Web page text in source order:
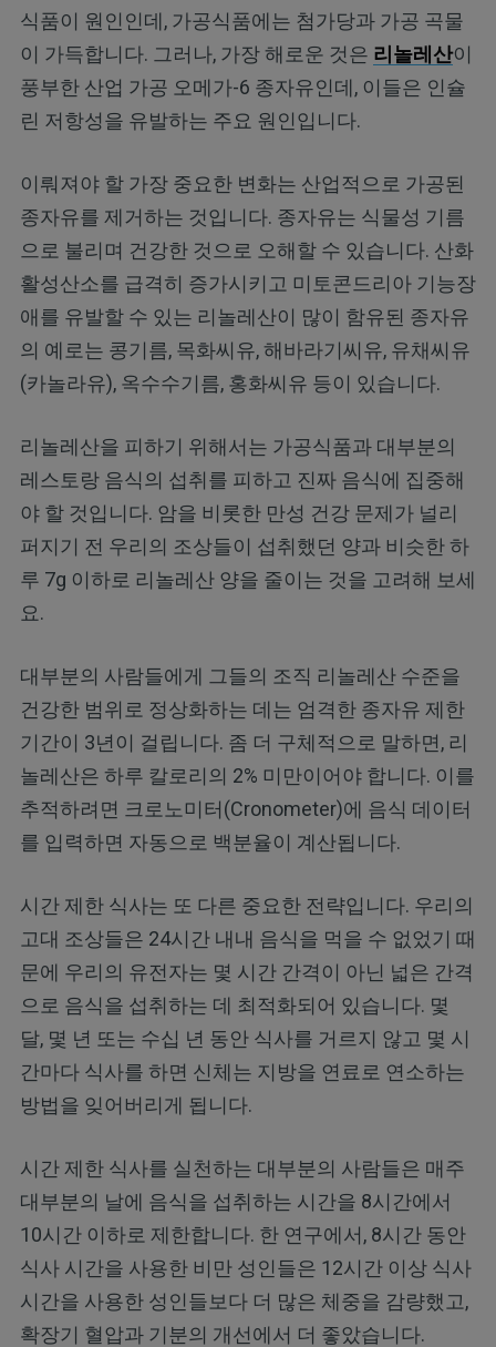
식품이 원인인데, 가공식품에는 첨가당과 가공 곡물
이 가득합니다. 그러나, 가장 해로운 것은 리놀레산이
풍부한 산업 가공 오메가-6 종자유인데, 이들은 인슐
린 저항성을 유발하는 주요 원인입니다.
이뤄져야 할 가장 중요한 변화는 산업적으로 가공된
종자유를 제거하는 것입니다. 종자유는 식물성 기름
으로 불리며 건강한 것으로 오해할 수 있습니다. 산화
활성산소를 급격히 증가시키고 미토콘드리아 기능장
애를 유발할 수 있는 리놀레산이 많이 함유된 종자유
의 예로는 콩기름, 목화씨유, 해바라기씨유, 유채씨유
(카놀라유), 옥수수기름, 홍화씨유 등이 있습니다.
리놀레산을 피하기 위해서는 가공식품과 대부분의
레스토랑 음식의 섭취를 피하고 진짜 음식에 집중해
야 할 것입니다. 암을 비롯한 만성 건강 문제가 널리
퍼지기 전 우리의 조상들이 섭취했던 양과 비슷한 하
루 7g 이하로 리놀레산 양을 줄이는 것을 고려해 보세
요.
대부분의 사람들에게 그들의 조직 리놀레산 수준을
건강한 범위로 정상화하는 데는 엄격한 종자유 제한
기간이 3년이 걸립니다. 좀 더 구체적으로 말하면, 리
놀레산은 하루 칼로리의 2% 미만이어야 합니다. 이를
추적하려면 크로노미터(Cronometer)에 음식 데이터
를 입력하면 자동으로 백분율이 계산됩니다.
시간 제한 식사는 또 다른 중요한 전략입니다. 우리의
고대 조상들은 24시간 내내 음식을 먹을 수 없었기 때
문에 우리의 유전자는 몇 시간 간격이 아닌 넓은 간격
으로 음식을 섭취하는 데 최적화되어 있습니다. 몇
달, 몇 년 또는 수십 년 동안 식사를 거르지 않고 몇 시
간마다 식사를 하면 신체는 지방을 연료로 연소하는
방법을 잊어버리게 됩니다.
시간 제한 식사를 실천하는 대부분의 사람들은 매주
대부분의 날에 음식을 섭취하는 시간을 8시간에서
10시간 이하로 제한합니다. 한 연구에서, 8시간 동안
식사 시간을 사용한 비만 성인들은 12시간 이상 식사
시간을 사용한 성인들보다 더 많은 체중을 감량했고,
확장기 혈압과 기분의 개선에서 더 좋았습니다.